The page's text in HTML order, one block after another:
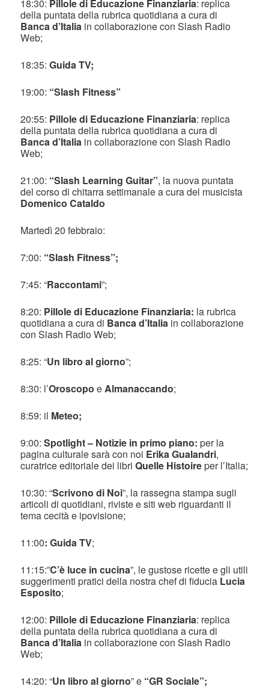
18:30: Pillole di Educazione Finanziaria: replica
della puntata della rubrica quotidiana a cura di
Banca d’Italia in collaborazione con Slash Radio
Web;
18:35:Guida TV;
19:00: “Slash Fitness”
20:55: Pillole di Educazione Finanziaria: replica
della puntata della rubrica quotidiana a cura di
Banca d’Italia in collaborazione con Slash Radio
Web;
21:00: “Slash Learning Guitar”, la nuova puntata
del corso di chitarra settimanale a cura del musicista
Domenico Cataldo
Martedì 20 febbraio:
7:00: “Slash Fitness”;
7:45: “Raccontami”;
8:20: Pillole di Educazione Finanziaria: la rubrica
quotidiana a cura di Banca d’Italia in collaborazione
con Slash Radio Web;
8:25: “Un libro al giorno”;
8:30: l’Oroscopo eAlmanaccando;
8:59: il Meteo;
9:00:Spotlight – Notizie in primo piano:per la
pagina culturale sarà con noi Erika Gualandri,
curatrice editoriale dei libriQuelle Histoireper l’Italia;
10:30: “Scrivono di Noi”, la rassegna stampa sugli
articoli di quotidiani, riviste e siti web riguardanti il
tema cecità e ipovisione;
11:00: Guida TV;
11:15:”C’è luce in cucina”, le gustose ricette e gli utili
suggerimenti pratici della nostra chef di fiducia Lucia
Esposito;
12:00: Pillole di Educazione Finanziaria: replica
della puntata della rubrica quotidiana a cura di
Banca d’Italia in collaborazione con Slash Radio
Web;
14:20: “Un libro al giorno” e “GR Sociale”;